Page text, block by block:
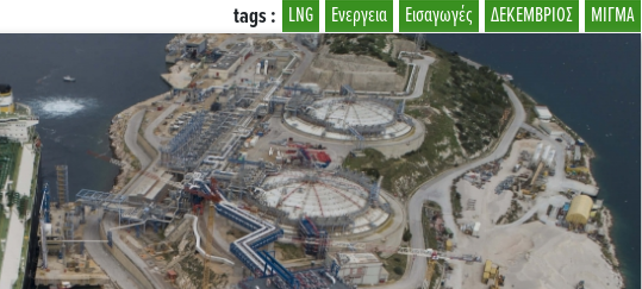
ΜΙΓΜΑ
ΔΕΚΕΜΒΡΙΟΣ
Εισαγωγές
Ενεργεια
LNG
tags :